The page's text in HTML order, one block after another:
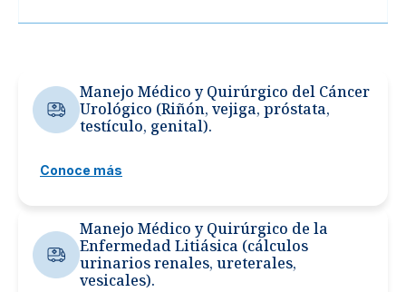
Manejo Médico y Quirúrgico del Cáncer
Urológico (Riñón, vejiga, próstata,
testículo, genital).
Conoce más
Manejo Médico y Quirúrgico de la
Enfermedad Litiásica (cálculos
urinarios renales, ureterales,
vesicales).